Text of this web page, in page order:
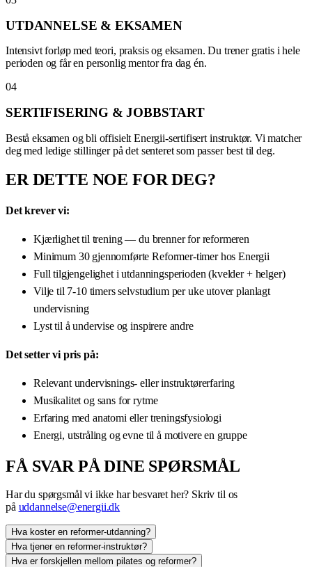
UTDANNELSE & EKSAMEN
Intensivt forløp med teori, praksis og eksamen. Du trener gratis i hele
perioden og får en personlig mentor fra dag én.
04
SERTIFISERING & JOBBSTART
Bestå eksamen og bli offisielt Energii-sertifisert instruktør. Vi matcher
deg med ledige stillinger på det senteret som passer best til deg.
ER DETTE NOE FOR DEG?
Det krever vi:
Kjærlighet til trening — du brenner for reformeren
Minimum 30 gjennomførte Reformer-timer hos Energii
Full tilgjengelighet i utdanningsperioden (kvelder + helger)
Vilje til 7-10 timers selvstudium per uke utover planlagt
undervisning
Lyst til å undervise og inspirere andre
Det setter vi pris på:
Relevant undervisnings- eller instruktørerfaring
Musikalitet og sans for rytme
Erfaring med anatomi eller treningsfysiologi
Energi, utstråling og evne til å motivere en gruppe
FÅ SVAR PÅ DINE SPØRSMÅL
Har du spørgsmål vi ikke har besvaret her? Skriv til os
på uddannelse@energii.dk
Hva koster en reformer-utdanning?
Hva tjener en reformer-instruktør?
Hva er forskjellen mellom pilates og reformer?